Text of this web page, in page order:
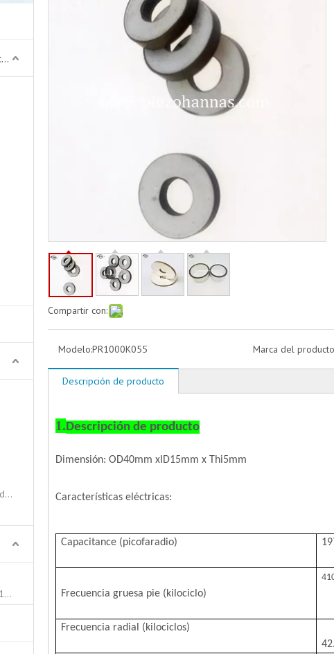
Cerámica piezoeléctrica/Cerámica piezoeléctrica
Trasductor para limpieza y soldadura por ultrasonidos.
High Frequency Clearner 80Khz/100Khz/130/Khz
Compartir con:
Modelo:PR1000K055 Marca del
Descripción de producto
1.Descripción de producto
Dimensión: OD40mm xID15mm x Thi5mm
Características eléctricas:
Capacitance (picofaradio)
Frecuencia gruesa pie (kilociclo)
Frecuencia radial (kilociclos)